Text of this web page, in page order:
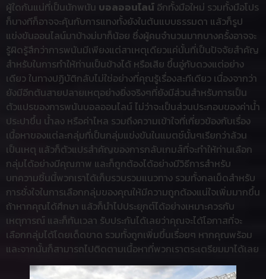
ผู้ใดกันแน่ที่เป็นนักพนัน บอลออนไลน์ อีกทั้งมือใหม่ รวมทั้งมือโปร
ก็บางทีก็อาจจะคุ้นกับการแทงทั้งยังในต้นแบบธรรมดา แล้วก็รูป
แข่งขันออนไลน์มาบ้างม่มาก็น้อย ซึ่งผู้คนจำนวนมากบางครั้งอาจจะ
รู้ผิดรู้สึกว่าการพนันมีเพียงแต่สาเหตุเดียวแค่นั้นที่เป็นปัจจัยสำคัญ
สำหรับในการทำให้ท่านเป็นข้างได้ หรือเสีย ขึ้นอู่กับดวงแต่อย่าง
เดียว ในทางปฏิบัติกลับไม่ใช่อย่างที่คุณรู้เรื่องสะทีเดียว เนื่องจากว่า
ยังมีอีกต้นสายปลายเหตุอย่างยิ่งจริงๆที่ยังมีส่วนสำหรับการเป็น
ตัวแปรของการพนันบอลออนไลน์ ไม่ว่าจะเป็นส่วนประกอบของค่าน้ำ
ประปาขึ้น น้ำลง หรือค่าไหล รวมถึงความเข้าใจที่เกี่ยวข้องกับเรื่อง
เนื้อหาของแต่ละกลุ่มที่เป็นกลุ่มแข่งขันในแมตช์นั้นๆเรียกว่าล้วน
เป็นเหตุ แล้วก็ตัวแปรสำคัญของการกลับเกมส์ที่จะทำให้ท่านเลือก
กลุ่มได้อย่างมีคุณภาพ และก็ถูกต้องได้อย่างมีวิธีการสำหรับ
บทความชิ้นนี้พวกเราได้เก็บรวบรวมแนวทาง รวมทั้งกลเม็ดสำหรับ
การชั่งใจในการเลือกกลุ่มของคุณให้มีความถูกต้องแน่ใจเพิ่มมากขึ้น
ถ้าหากคุณได้ศึกษา แล้วก็นำไปประยุกต์ได้อย่างเหมาะควรกับ
เหตุการณ์ และก็ทันเวลา รับประกันได้เลยว่าคุณจะได้โอกาสที่จะ
เลือกกลุ่มได้โดยเด็ดขาด รวมทั้งถูกเพิ่มขึ้นเรื่อยๆ หากคุณพร้อม
และจากนั้นก็สามารถไปติดตามเนื้อหาที่พวกเราตระเตรียมมาได้เลย